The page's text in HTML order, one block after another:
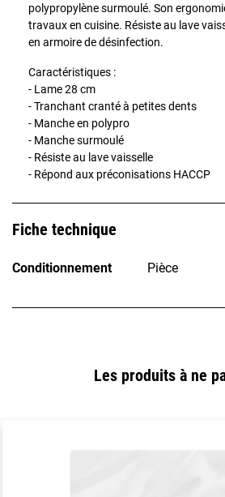
polypropylène surmoulé. Son
travaux en cuisine. Résiste au lave
en armoire de désinfection.
Caractéristiques :
- Lame 28 cm
- Tranchant cranté à petites dents
- Manche en polypro
- Manche surmoulé
- Résiste au lave vaisselle
- Répond aux préconisations HACCP
Fiche technique
Conditionnement Pièce
Les produits à ne